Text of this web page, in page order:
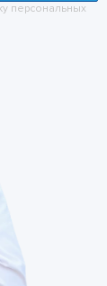
персональных